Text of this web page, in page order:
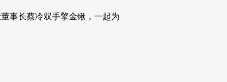
事长蔡冷双手擎金锹，一起为